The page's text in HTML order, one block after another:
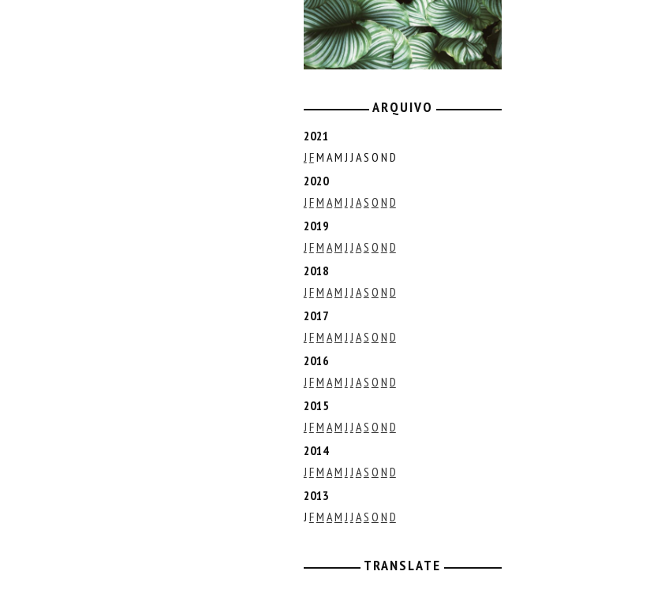
ARQUIVO
2021
J FM AM J J AS O N D
2020
J FM AM J J AS O N D
2019
J FM AM J J AS O N D
2018
J FM AM J J AS O N D
2017
J FM AM J J AS O N D
2016
J FM AM J J AS O N D
2015
J FM AM J J AS O N D
2014
J FM AM J J AS O N D
2013
J FM AM J J AS O N D
TRANSLATE